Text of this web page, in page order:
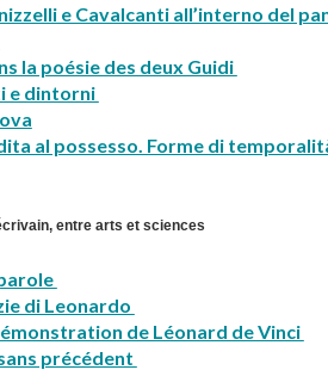
e Cavalcanti all’interno del
la poésie des deux Guidi
e dintorni
al possesso. Forme di
entre arts et sciences
di Leonardo
de Léonard de Vinci
précédent